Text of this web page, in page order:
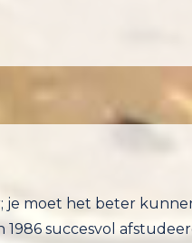
moet het beter
succesvol